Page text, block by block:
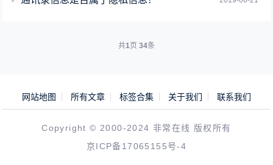
共1页 34条
网站地图 所有文章 标签合集 关于我们 联系我们
Copyright © 2000-2024 非常在线 版权所有
京ICP备17065155号-4